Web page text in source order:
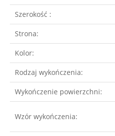
Szerokość :
Strona:
Kolor:
Rodzaj wykończenia:
Wykończenie powierzchni:
Wzór wykończenia: